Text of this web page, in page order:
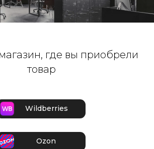
где вы приобрели
товар
Ozon
Wildberries